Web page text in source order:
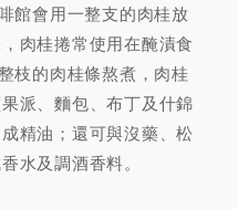
館會用一整支的肉桂放
肉桂捲常使用在醃漬食
枝的肉桂條熬煮，肉桂
派、麵包、布丁及什錦
精油；還可與沒藥、松
水及調酒香料。